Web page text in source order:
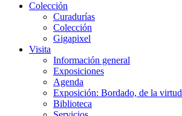
Colección
Curadurías
Colección
Gigapixel
Visita
Información general
Exposiciones
Agenda
Exposición: Bordado, de la virtud
Biblioteca